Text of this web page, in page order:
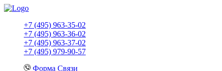
+7 (495) 963-35-02
+7 (495) 963-36-02
+7 (495) 963-37-02
+7 (495) 979-90-57
Форма Связи